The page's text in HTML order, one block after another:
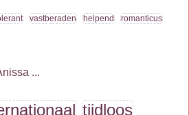
vastberaden helpend romanticus
...
tijdloos